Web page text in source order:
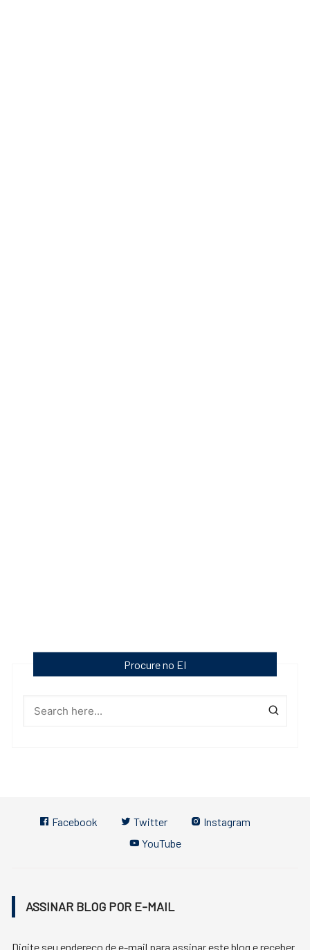
Procure no EI
Facebook Twitter
Instagram
YouTube
ASSINAR BLOG POR E-MAIL
Digite seu endereço de e-mail para assinar este blog e receber